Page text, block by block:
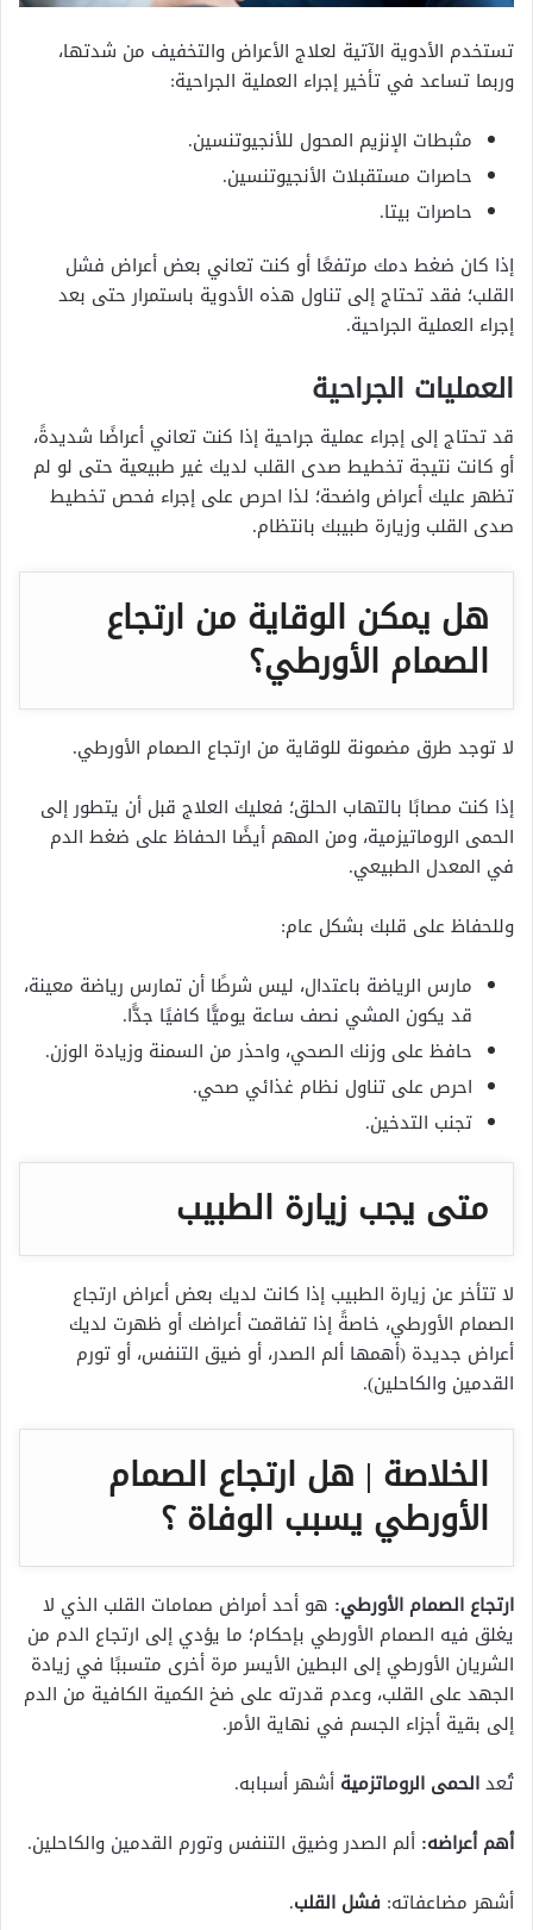
تستخدم الأدوية الآتية لعلاج الأعراض والتخفيف من شدتها،
وربما تساعد في تأخير إجراء العملية الجراحية:
مثبطات الإنزيم المحول للأنجيوتنسين.
حاصرات مستقبلات الأنجيوتنسين.
حاصرات بيتا.
إذا كان ضغط دمك مرتفعًا أو كنت تعاني بعض أعراض فشل
القلب؛ فقد تحتاج إلى تناول هذه الأدوية باستمرار حتى بعد
إجراء العملية الجراحية.
العمليات الجراحية
قد تحتاج إلى إجراء عملية جراحية إذا كنت تعاني أعراضًا شديدةً،
أو كانت نتيجة تخطيط صدى القلب لديك غير طبيعية حتى لو لم
تظهر عليك أعراض واضحة؛ لذا احرص على إجراء فحص تخطيط
صدى القلب وزيارة طبيبك بانتظام.
هل يمكن الوقاية من ارتجاع
الصمام الأورطي؟
لا توجد طرق مضمونة للوقاية من ارتجاع الصمام الأورطي.
إذا كنت مصابًا بالتهاب الحلق؛ فعليك العلاج قبل أن يتطور إلى
الحمى الروماتيزمية، ومن المهم أيضًا الحفاظ على ضغط الدم
في المعدل الطبيعي.
وللحفاظ على قلبك بشكل عام:
مارس الرياضة باعتدال، ليس شرطًا أن تمارس رياضة معينة،
قد يكون المشي نصف ساعة يوميًّا كافيًا جدًّا.
حافظ على وزنك الصحي، واحذر من السمنة وزيادة الوزن.
احرص على تناول نظام غذائي صحي.
تجنب التدخين.
متى يجب زيارة الطبيب
لا تتأخر عن زيارة الطبيب إذا كانت لديك بعض أعراض ارتجاع
الصمام الأورطي، خاصةً إذا تفاقمت أعراضك أو ظهرت لديك
أعراض جديدة (أهمها ألم الصدر، أو ضيق التنفس، أو تورم
القدمين والكاحلين).
الخلاصة | هل ارتجاع الصمام
الأورطي يسبب الوفاة ؟
ارتجاع الصمام الأورطي: هو أحد أمراض صمامات القلب الذي لا
يغلق فيه الصمام الأورطي بإحكام؛ ما يؤدي إلى ارتجاع الدم من
الشريان الأورطي إلى البطين الأيسر مرة أخرى متسببًا في زيادة
الجهد على القلب، وعدم قدرته على ضخ الكمية الكافية من الدم
إلى بقية أجزاء الجسم في نهاية الأمر.
تُعدالحمى الروماتزمية أشهر أسبابه.
أهم أعراضه: ألم الصدر وضيق التنفس وتورم القدمين والكاحلين.
أشهر مضاعفاته: فشل القلب.